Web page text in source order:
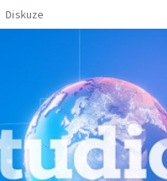
Diskuze